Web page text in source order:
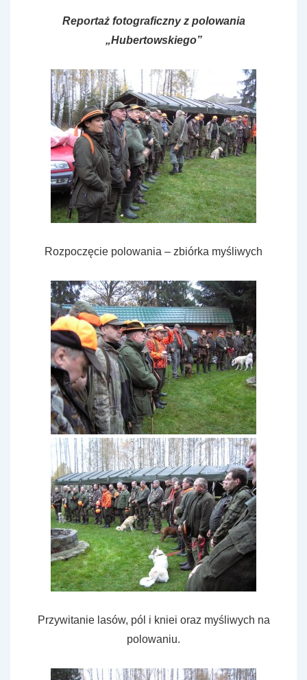
Reportaż fotograficzny z polowania
„Hubertowskiego”
Rozpoczęcie polowania – zbiórka myśliwych
Przywitanie lasów, pól i kniei oraz myśliwych na
polowaniu.